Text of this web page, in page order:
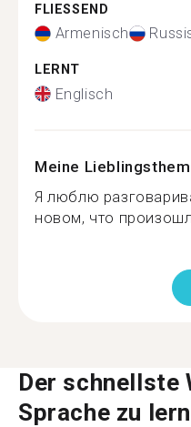
FLIESSEND
Armenisch
LERNT
Englisch
Meine
Я люблю
новом, что
Der schnellste
Sprache zu